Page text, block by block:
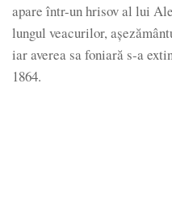
apare într-un hrisov al lui
lungul veacurilor,
iar averea sa foniară s‑a
1864.